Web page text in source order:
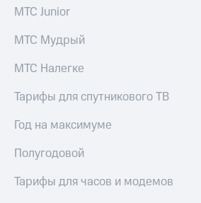
Настройки
номер
оператора
Оплата
интернета
и
Переводы
МТС Junior
МТС Мудрый
МТС Налегке
Тарифы для спутникового ТВ
Год на максимуме
Полугодовой
Тарифы для часов и модемов